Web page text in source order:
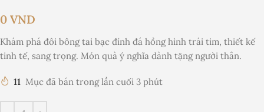
0 VND
Khám phá đôi bông tai bạc đính đá hồng hình trái tim, thiết kế
tinh tế, sang trọng. Món quà ý nghĩa dành tặng người thân.
11 Mục đã bán trong lần cuối 3 phút